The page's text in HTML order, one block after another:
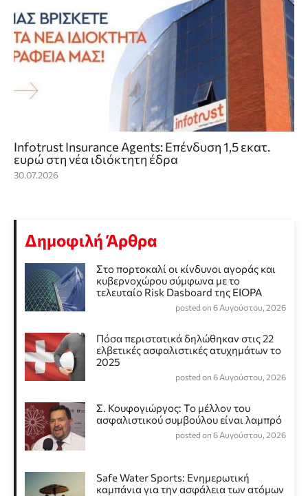
Infotrust Insurance Agents: Επένδυση 1,5 εκατ.
ευρώ στη νέα ιδιόκτητη έδρα
30.07.2026
Δημοφιλή Άρθρα
Στο πορτοκαλί οι κίνδυνοι αγοράς και
κυβερνοχώρου σύμφωνα με το
τελευταίο Risk Dasboard της EIOPA
posted on 6 Αυγούστου, 2026
Πόσα περιστατικά δηλώθηκαν στις 22
ελβετικές ασφαλιστικές ατυχημάτων το
2025
posted on 6 Αυγούστου, 2026
Σ. Κουφογιώργος: To μέλλον του
ασφαλιστικού συμβούλου είναι λαμπρό
posted on 6 Αυγούστου, 2026
Safe Water Sports: Eνημερωτική
καμπάνια για την ασφάλεια των ατόμων